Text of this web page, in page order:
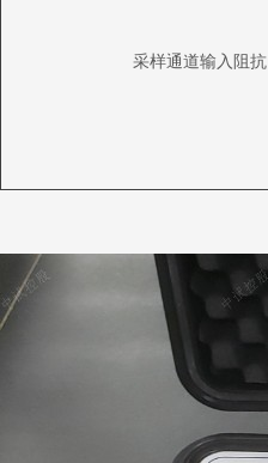
采样通道输入阻抗